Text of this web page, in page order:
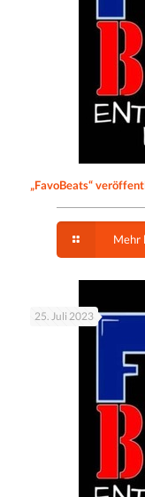
„FavoBeats“
Mehr
25. Juli 2023